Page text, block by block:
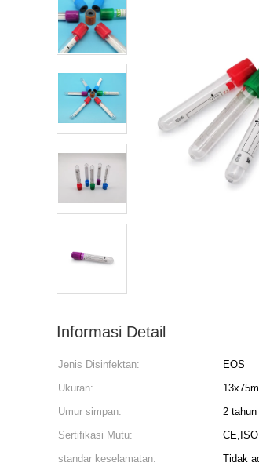
Informasi Detail
Jenis Disinfektan: EOS
Ukuran:
Umur simpan:
2 tahun
Sertifikasi Mutu:
CE,ISO
standar keselamatan:
Tidak